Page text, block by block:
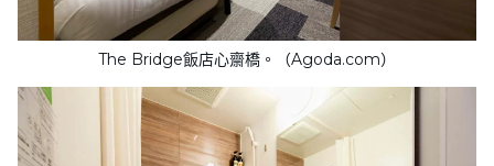
The Bridge飯店心齋橋。（Agoda.com）